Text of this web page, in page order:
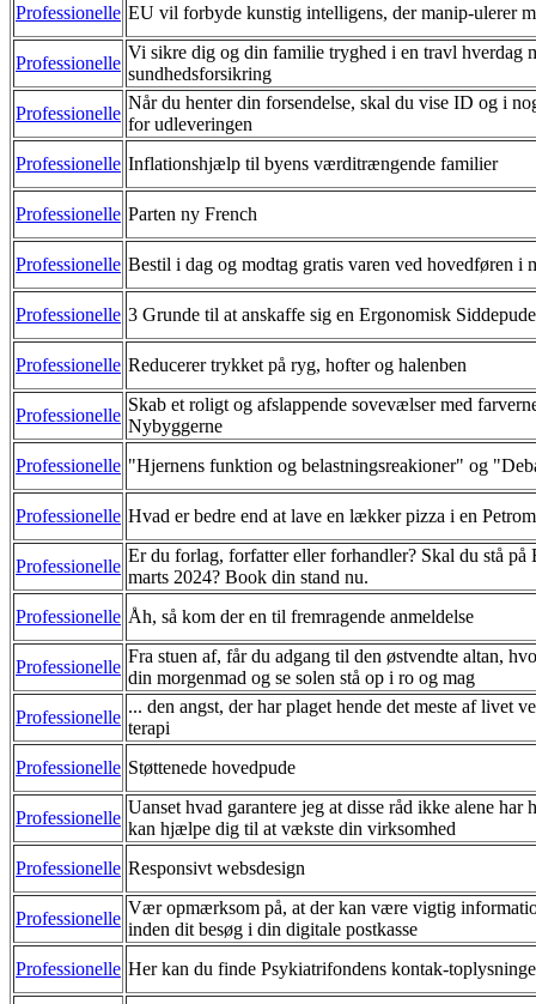
Professionelle EU vil forbyde kunstig intelligens, der manip-ulerer
Professionelle
Vi sikre dig og din familie tryghed i en travl hverdag
sundhedsforsikring
Professionelle
Når du henter din forsendelse, skal du vise ID og i
for udleveringen
Professionelle Inflationshjælp til byens værditrængende familier
Professionelle Parten ny French
Professionelle Bestil i dag og modtag gratis varen ved hovedføren i
Professionelle 3 Grunde til at anskaffe sig en Ergonomisk Siddepude
Professionelle Reducerer trykket på ryg, hofter og halenben
Professionelle
Skab et roligt og afslappende sovevælser med
Nybyggerne
Professionelle "Hjernens funktion og belastningsreakioner" og
Professionelle Hvad er bedre end at lave en lækker pizza i en
Professionelle
Er du forlag, forfatter eller forhandler? Skal du stå på
marts 2024? Book din stand nu.
Professionelle Åh, så kom der en til fremragende anmeldelse
Professionelle
Fra stuen af, får du adgang til den østvendte altan,
din morgenmad og se solen stå op i ro og mag
Professionelle
... den angst, der har plaget hende det meste af livet
terapi
Professionelle Støttenede hovedpude
Professionelle
Uanset hvad garantere jeg at disse råd ikke alene har
kan hjælpe dig til at vækste din virksomhed
Professionelle Responsivt websdesign
Professionelle
Vær opmærksom på, at der kan være vigtig
inden dit besøg i din digitale postkasse
Professionelle Her kan du finde Psykiatrifondens kontak-